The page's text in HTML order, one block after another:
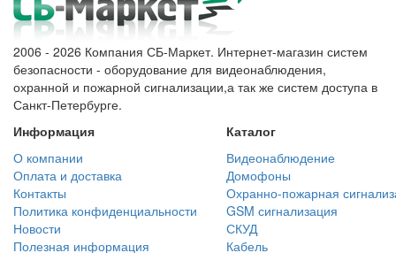
2006 - 2026 Компания СБ-Маркет. Интернет-магазин систем
безопасности - оборудование для видеонаблюдения,
охранной и пожарной сигнализации,а так же систем доступа в
Санкт-Петербурге.
Информация
Каталог
О компании
Видеонаблюдение
Оплата и доставка
Домофоны
Контакты
Охранно-пожарная
Политика конфиденциальности
GSM сигнализация
Новости
СКУД
Полезная информация
Кабель